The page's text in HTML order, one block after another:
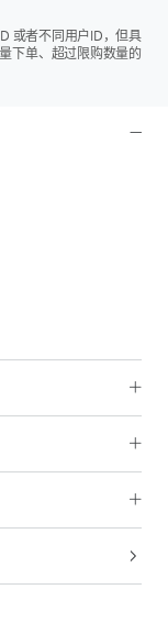
或者不同用户ID，但具
下单、超过限购数量的